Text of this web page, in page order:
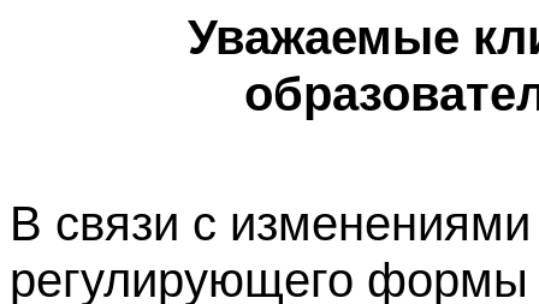
Уважаемые
В связи с изменениями
регулирующего формы